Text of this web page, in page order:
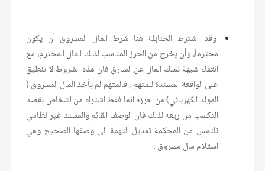
وقد اشترط الحنابلة هنا شرط المال المسروق أن يكون
محترماً، وأن يخرج من الحرز المناسب لذلك المال المحترم، مع
انتفاء شبهة تملك المال عن السارق فان هذه الشروط لا تنطبق
على الواقعة المسندة للمتهم , فالمتهم لم يأخذ المال المسروق (
المولد الكهربائي) من حرزه انما فقط اشتراه من اشخاص بقصد
التكسب من ريعه لذلك فان الوصف القائم والمسند غير نظامي
نلتمس من المحكمة تعديل التهمة الى وصفها الصحيح وهي
استلام مال مسروق .